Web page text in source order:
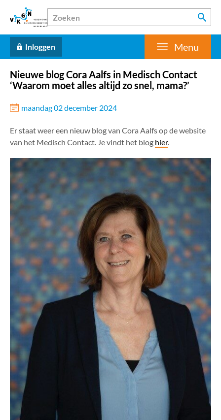
Inloggen Menu
Nieuwe blog Cora Aalfs in Medisch Contact
‘Waarom moet alles altijd zo snel, mama?’
maandag 02 december 2024
Er staat weer een nieuw blog van Cora Aalfs op de website
van het Medisch Contact. Je vindt het blog hier.